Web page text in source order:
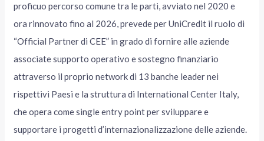
proficuo percorso comune tra le parti, avviato nel 2020 e
ora rinnovato fino al 2026, prevede per UniCredit il ruolo di
“Official Partner di CEE” in grado di fornire alle aziende
associate supporto operativo e sostegno finanziario
attraverso il proprio network di 13 banche leader nei
rispettivi Paesi e la struttura di International Center Italy,
che opera come single entry point per sviluppare e
supportare i progetti d’internazionalizzazione delle aziende.